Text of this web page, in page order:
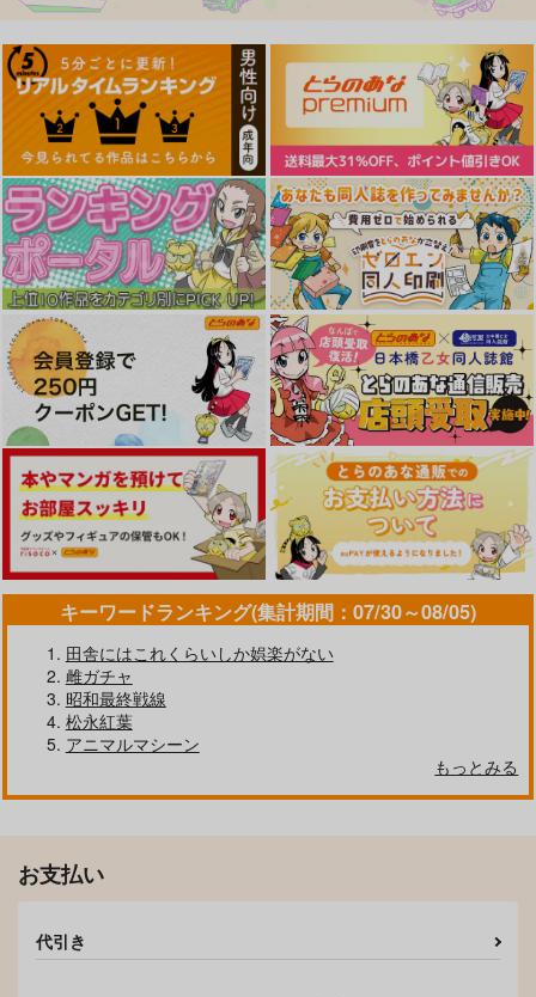
キーワードランキング(集計期間：07/30～08/05)
田舎にはこれくらいしか娯楽がない
雌ガチャ
昭和最終戦線
松永紅葉
アニマルマシーン
もっとみる
お支払い
代引き